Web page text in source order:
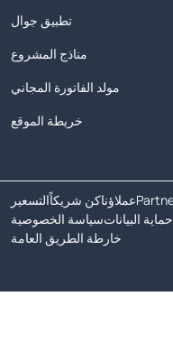
تطبيق جوال
مناذج المشروع
مولد الفاتورة المجاني
خريطة الموقع
التسعيركن شريكاًعملاؤنا
سياسة الخصوصيةحماية البيانات
خارطة الطريق العامة